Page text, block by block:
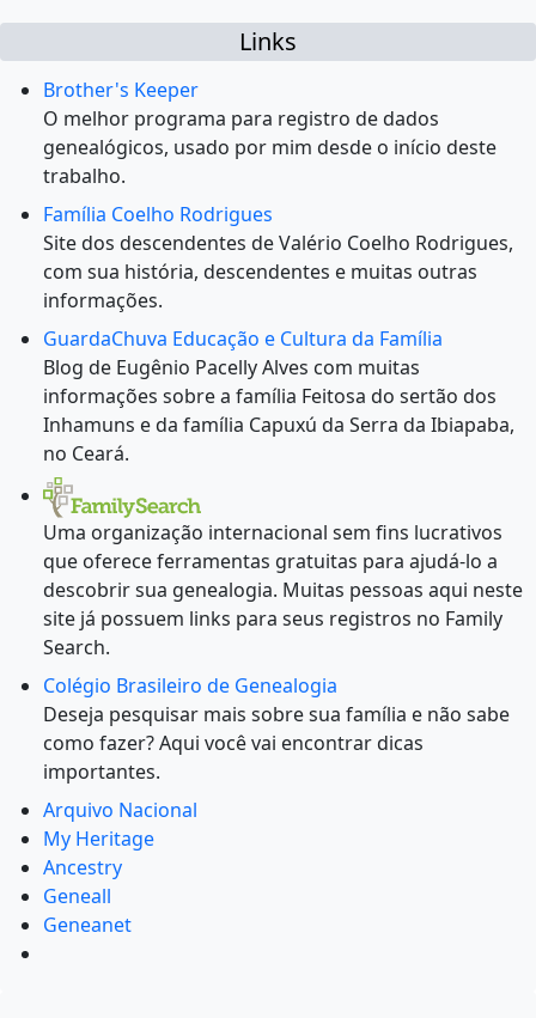
Links
Brother's Keeper
O melhor programa para registro de dados
genealógicos, usado por mim desde o início deste
trabalho.
Família Coelho Rodrigues
Site dos descendentes de Valério Coelho Rodrigues,
com sua história, descendentes e muitas outras
informações.
GuardaChuva Educação e Cultura da Família
Blog de Eugênio Pacelly Alves com muitas
informações sobre a família Feitosa do sertão dos
Inhamuns e da família Capuxú da Serra da Ibiapaba,
no Ceará.
Uma organização internacional sem fins lucrativos
que oferece ferramentas gratuitas para ajudá-lo a
descobrir sua genealogia. Muitas pessoas aqui neste
site já possuem links para seus registros no Family
Search.
Colégio Brasileiro de Genealogia
Deseja pesquisar mais sobre sua família e não sabe
como fazer? Aqui você vai encontrar dicas
importantes.
Arquivo Nacional
My Heritage
Ancestry
Geneall
Geneanet